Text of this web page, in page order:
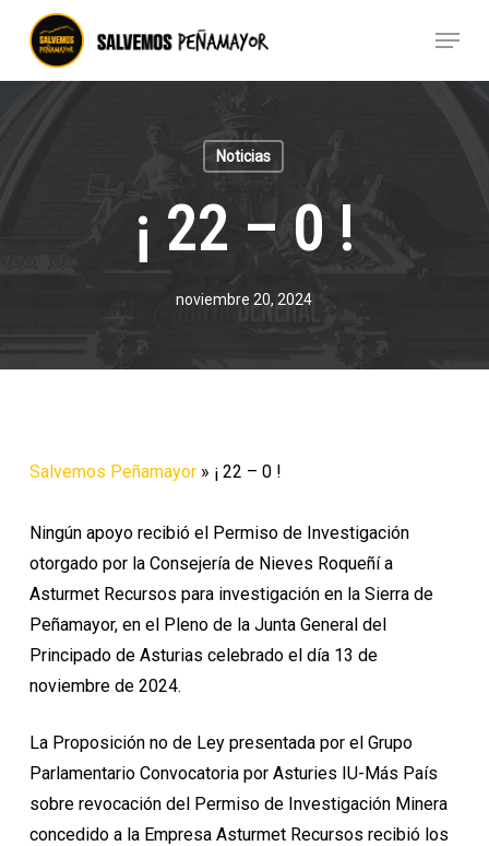
Menu
Noticias
¡ 22 – 0 !
noviembre 20, 2024
Salvemos Peñamayor» ¡ 22 – 0 !
Ningún apoyo recibió el Permiso de Investigación
otorgado por la Consejería de Nieves Roqueñí a
Asturmet Recursos para investigación en la Sierra de
Peñamayor, en el Pleno de la Junta General del
Principado de Asturias celebrado el día 13 de
noviembre de 2024.
La Proposición no de Ley presentada por el Grupo
Parlamentario Convocatoria por Asturies IU-Más País
sobre revocación del Permiso de Investigación Minera
concedido a la Empresa Asturmet Recursos recibió los